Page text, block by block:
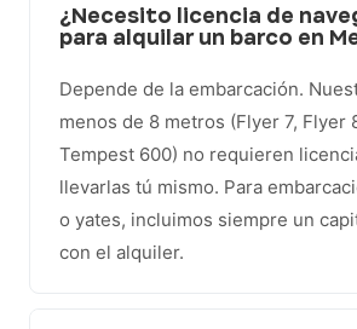
¿Necesito licencia de
para alquilar un barco en
Depende de la embarcación.
menos de 8 metros (Flyer 7, Flyer
Tempest 600) no requieren
llevarlas tú mismo. Para
o yates, incluimos siempre un
con el alquiler.